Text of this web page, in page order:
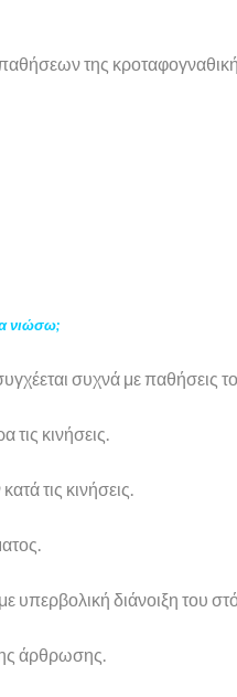
της
νιώσω;
συχνά με παθήσεις
κινήσεις.
τις κινήσεις.
υπερβολική διάνοιξη του
άρθρωσης.